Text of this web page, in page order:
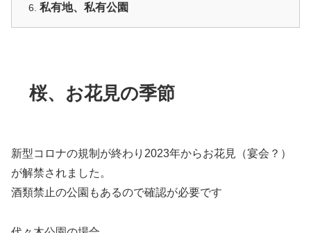
私有地、私有公園
桜、お花見の季節
新型コロナの規制が終わり2023年からお花見（宴会？）
が解禁されました。
酒類禁止の公園もあるので確認が必要です